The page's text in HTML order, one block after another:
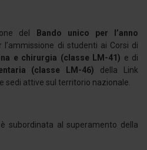
del
Bando unico per l’anno
l’ammissione di studenti ai Corsi di
e chirurgia (classe LM-41) e di
(classe LM-46) della Link
sedi attive sul territorio nazionale.
è subordinata al superamento della